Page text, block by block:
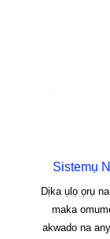
Sistemụ
Dịka ụlọ ọrụ
maka
akwado na